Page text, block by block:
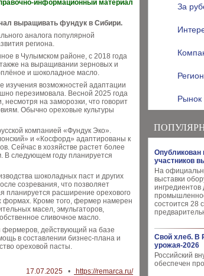
За
Рынок
Опубликован
участников
На
выставки
состоится 28
Свой хлеб. В
урожая-2026
Российский
обеспечен
информационный материал
выращивать фундук в Сибири.
аналога популярной
региона.
в Чулымском районе, с 2018 года
на выращивании зерновых и
и шоколадное масло.
изучения возможностей адаптации
перезимовала. Весной 2025 года
на заморозки, что говорит
Обычно ореховые культуры
компанией «Фундук Эко».
и «Косфорд» адаптированы к
Сейчас в хозяйстве растет более
В следующем году планируется
шоколадных паст и других
созревания, что позволяет
планируется расширение орехового
формах. Кроме того, фермер намерен
масел, эмульгаторов,
сливочное масло.
фермеров, действующий на базе
в составлении бизнес-плана и
ореховой пасты.
17.07.2025 •
https://remarca.ru/